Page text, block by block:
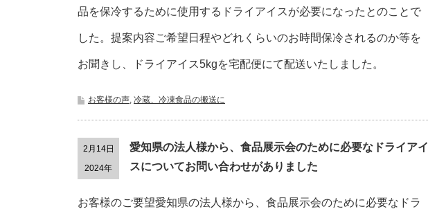
品を保冷するために使用するドライアイスが必要になったとのことで
した。提案内容ご希望日程やどれくらいのお時間保冷されるのか等を
お聞きし、ドライアイス5kgを宅配便にて配送いたしました。
お客様の声, 冷蔵、冷凍食品の搬送に
2月14日
2024年
愛知県の法人様から、食品展示会のために必要なドライアイ
スについてお問い合わせがありました
お客様のご要望愛知県の法人様から、食品展示会のために必要なドラ